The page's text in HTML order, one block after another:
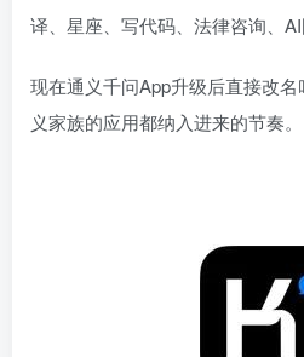
译、星座、写代码、法律咨询、
现在通义千问App升级后直接改名
义家族的应用都纳入进来的节奏。